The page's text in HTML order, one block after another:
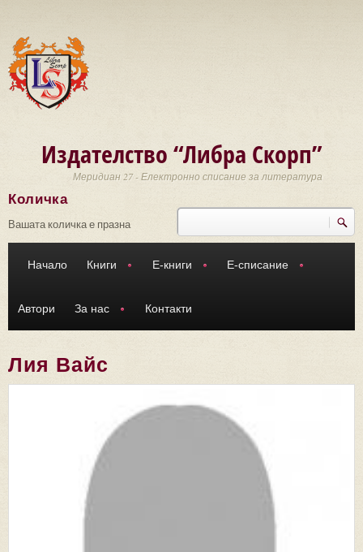
Издателство “Либра Скорп”
Меридиан 27 - Електронно списание за литература
Търси
Количка
Вашата количка е празна
Начало Книги Е-книги Е-списание
Автори За нас Контакти
Лия Вайс